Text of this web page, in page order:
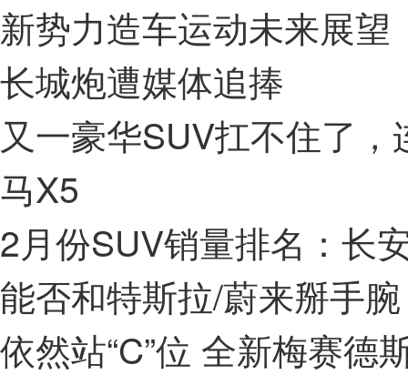
新势力造车运动未来展望
长城炮遭媒体追捧
又一豪华SUV扛不住了
马X5
2月份SUV销量排名：长
能否和特斯拉/蔚来掰手
依然站“C”位 全新梅赛德